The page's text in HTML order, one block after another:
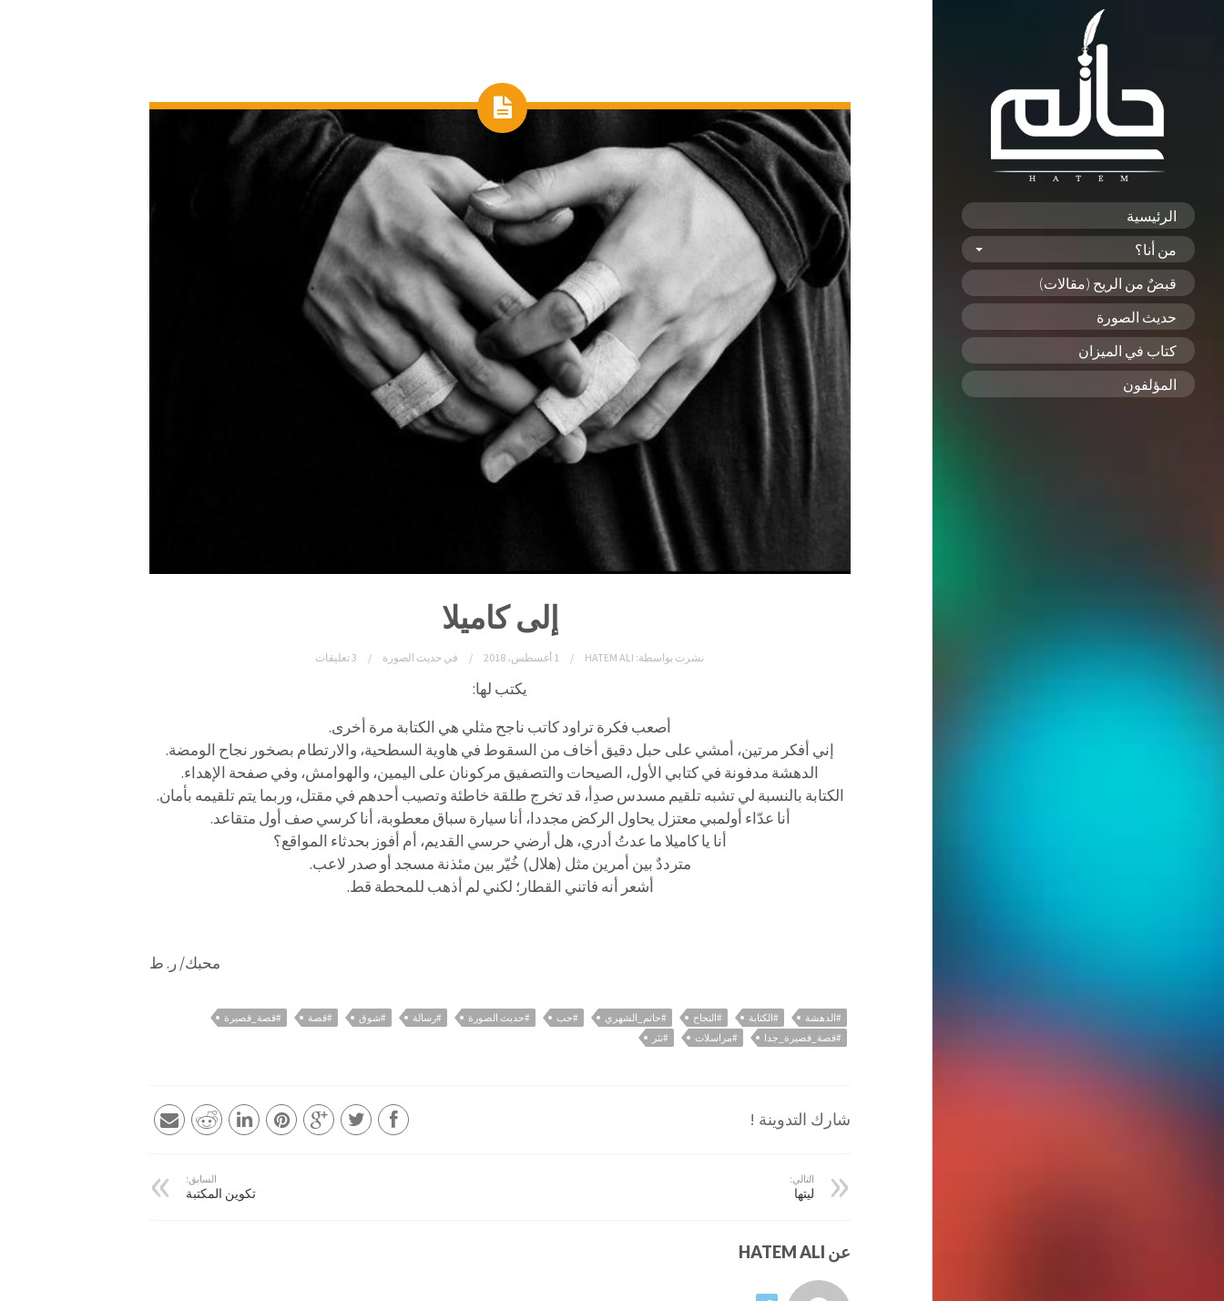
الرئيسية
من أنا؟
قبضٌ من الريح (مقالات)
حديث الصورة
كتاب في الميزان
المؤلفون
إلى كاميلا
نشرت بواسطة: HATEM ALI 1 أغسطس، 2018 فيحديث الصورة 3 تعليقات
يكتب لها:
أصعب فكرة تراود كاتب ناجح مثلي هي الكتابة مرة أخرى.
إني أفكر مرتين، أمشي على حبل دقيق أخاف من السقوط في هاوية السطحية، والارتطام بصخور نجاح الومضة.
الدهشة مدفونة في كتابي الأول، الصيحات والتصفيق مركونان على اليمين، والهوامش، وفي صفحة الإهداء.
الكتابة بالنسبة لي تشبه تلقيم مسدس صدِأ، قد تخرج طلقة خاطئة وتصيب أحدهم في مقتل، وربما يتم تلقيمه بأمان.
أنا عدّاء أولمبي معتزل يحاول الركض مجددا، أنا سيارة سباق معطوبة، أنا كرسي صف أول متقاعد.
أنا يا كاميلا ما عدتُ أدري، هل أرضي حرسي القديم، أم أفوز بحدثاء المواقع؟
مترددٌ بين أمرين مثل (هلال) خُيّر بين مئذنة مسجد أو صدر لاعب.
أشعر أنه فاتني القطار؛ لكني لم أذهب للمحطة قط.
محبك/ ر. ط
#الدهشة #الكتابة #النجاح #حاتم_الشهري #حب #حديث الصورة #رسالة #شوق #قصة
#قصة_قصيرة
#قصة_قصيرة_جدا
#مراسلات #نثر
شارك التدوينة !
السابق:
تكوين المكتبة
التالي:
ليتها
عن HATEM ALI